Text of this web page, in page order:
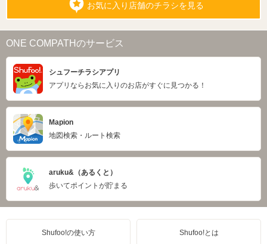
お気に入り店舗のチラシを見る
ONE COMPATHのサービス
シュフーチラシアプリ
アプリならお気に入りのお店がすぐに見つかる！
Mapion
地図検索・ルート検索
aruku&（あるくと）
歩いてポイントが貯まる
Shufoo!の使い方 Shufoo!とは